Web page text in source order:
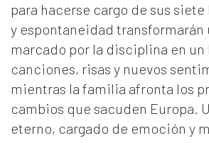
para hacerse cargo de sus siete
y espontaneidad transformarán
marcado por la disciplina en un
canciones, risas y nuevos
mientras la familia afronta los
cambios que sacuden Europa.
eterno, cargado de emoción y